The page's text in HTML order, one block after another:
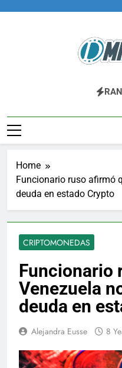
Fintech,
Home
Funcionario ruso afirmó
deuda en estado Crypto
CRIPTOMONEDAS
Funcionario
Venezuela
deuda en
Alejandra Eusse 8